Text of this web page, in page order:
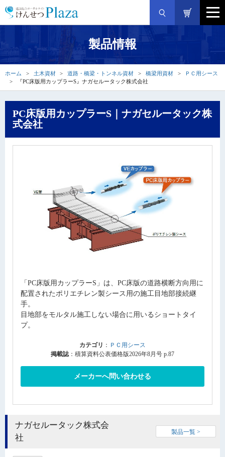
製品情報
ホーム 土木資材 道路・橋梁・トンネル資材 橋梁用資材
ＰＣ用シース
『PC床版用カップラーS』ナガセルータック株式会社
PC床版用カップラーS｜ナガセルータック株
式会社
「PC床版用カップラーS」は、PC床版の道路横断方向用に
配置されたポリエチレン製シース用の施工目地部接続継
手。
目地部をモルタル施工しない場合に用いるショートタイ
プ。
カテゴリ ： ＰＣ用シース
掲載誌：積算資料公表価格版2026年8月号 p.87
メーカーへ問い合わせる
ナガセルータック株式会
社
製品一覧 >